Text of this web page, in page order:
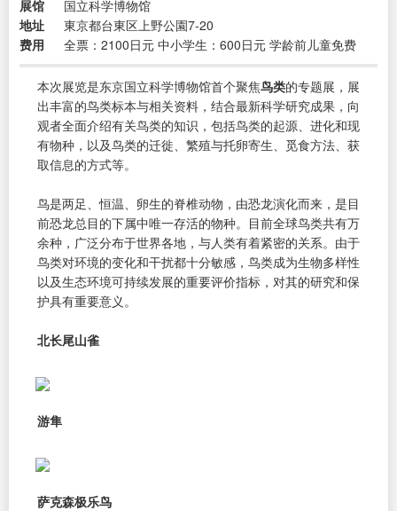
展馆
国立科学博物馆
地址
東京都台東区上野公園7-20
费用
全票：2100日元 中小学生：600日元 学龄前儿童免费
本次展览是东京国立科学博物馆首个聚焦鸟类的专题展，展
出丰富的鸟类标本与相关资料，结合最新科学研究成果，向
观者全面介绍有关鸟类的知识，包括鸟类的起源、进化和现
有物种，以及鸟类的迁徙、繁殖与托卵寄生、觅食方法、获
取信息的方式等。
鸟是两足、恒温、卵生的脊椎动物，由恐龙演化而来，是目
前恐龙总目的下属中唯一存活的物种。目前全球鸟类共有万
余种，广泛分布于世界各地，与人类有着紧密的关系。由于
鸟类对环境的变化和干扰都十分敏感，鸟类成为生物多样性
以及生态环境可持续发展的重要评价指标，对其的研究和保
护具有重要意义。
北长尾山雀
游隼
萨克森极乐鸟